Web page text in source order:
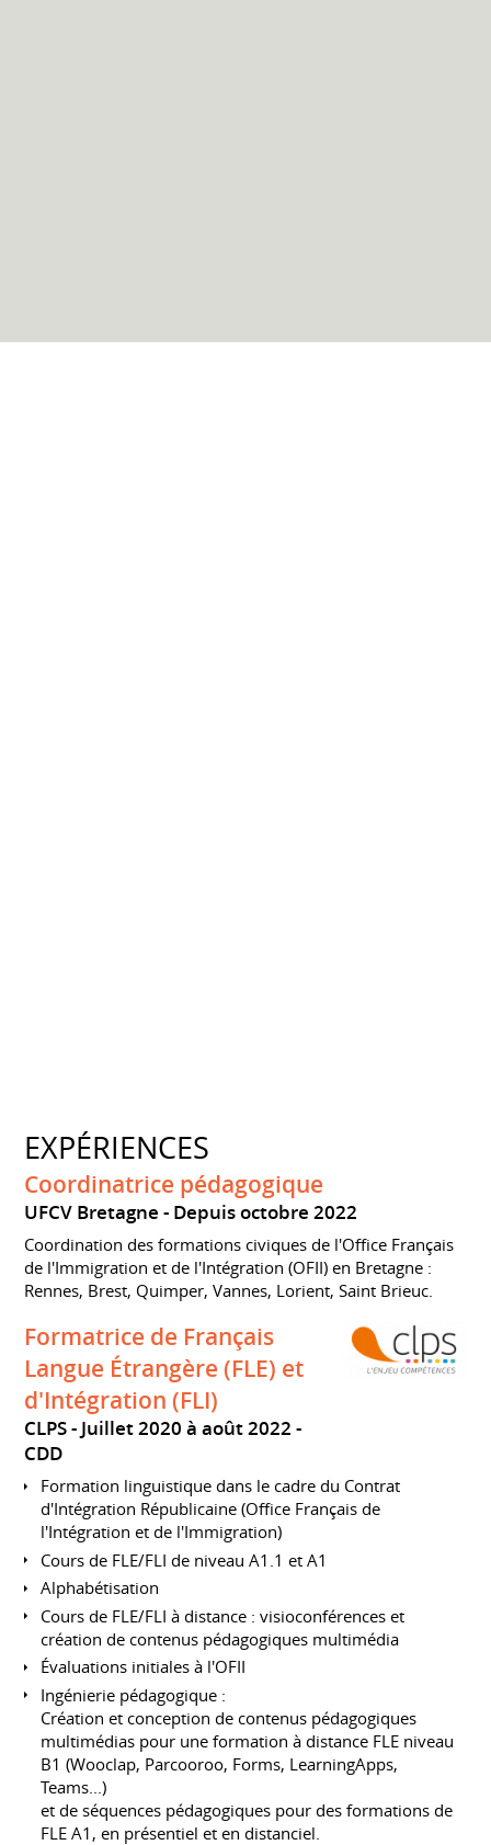
EXPÉRIENCES
Coordinatrice pédagogique
UFCV Bretagne Depuis octobre 2022
Coordination des formations civiques de l'Office Français
de l'Immigration et de l'Intégration (OFII) en Bretagne :
Rennes, Brest, Quimper, Vannes, Lorient, Saint Brieuc.
Formatrice de Français
Langue Étrangère (FLE) et
d'Intégration (FLI)
CLPS
Juillet 2020 à août 2022
CDD
Formation linguistique dans le cadre du Contrat
d'Intégration Républicaine (Office Français de
l'Intégration et de l'Immigration)
Cours de FLE/FLI de niveau A1.1 et A1
Alphabétisation
Cours de FLE/FLI à distance : visioconférences et
création de contenus pédagogiques multimédia
Évaluations initiales à l'OFII
Ingénierie pédagogique :
Création et conception de contenus pédagogiques
multimédias pour une formation à distance FLE niveau
B1 (Wooclap, Parcooroo, Forms, LearningApps,
Teams...)
et de séquences pédagogiques pour des formations de
FLE A1, en présentiel et en distanciel.